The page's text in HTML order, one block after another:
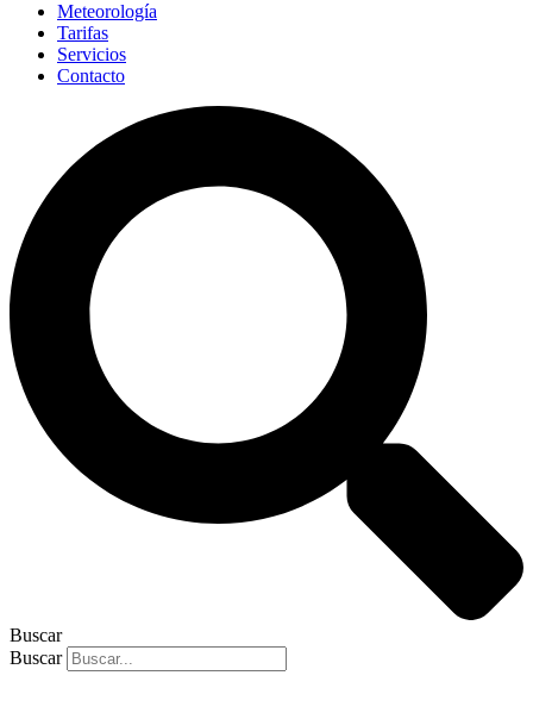
Meteorología
Tarifas
Servicios
Contacto
Buscar
Buscar